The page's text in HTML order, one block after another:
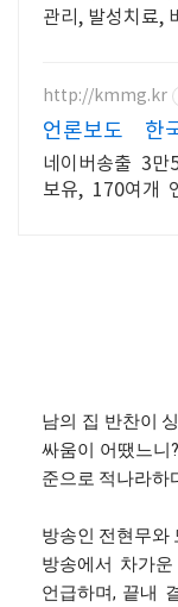
관리, 발성치료,
http://kmmg.kr
언론보도 한
언론사 직접운
네이버송출 3만
보유, 170여개
남의 집 반찬이
싸움이 어땠느니
준으로 적나라하
방송인 전현무와
방송에서 차가
언급하며, 끝내